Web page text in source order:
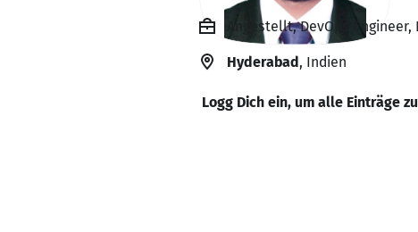
Angestellt, DevOps
Hyderabad, Indien
Logg Dich ein, um alle Einträge